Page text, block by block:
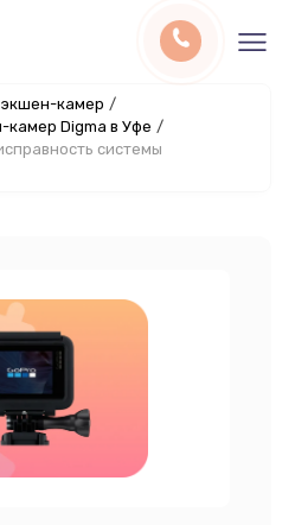
камер /
Digma в Уфе /
системы